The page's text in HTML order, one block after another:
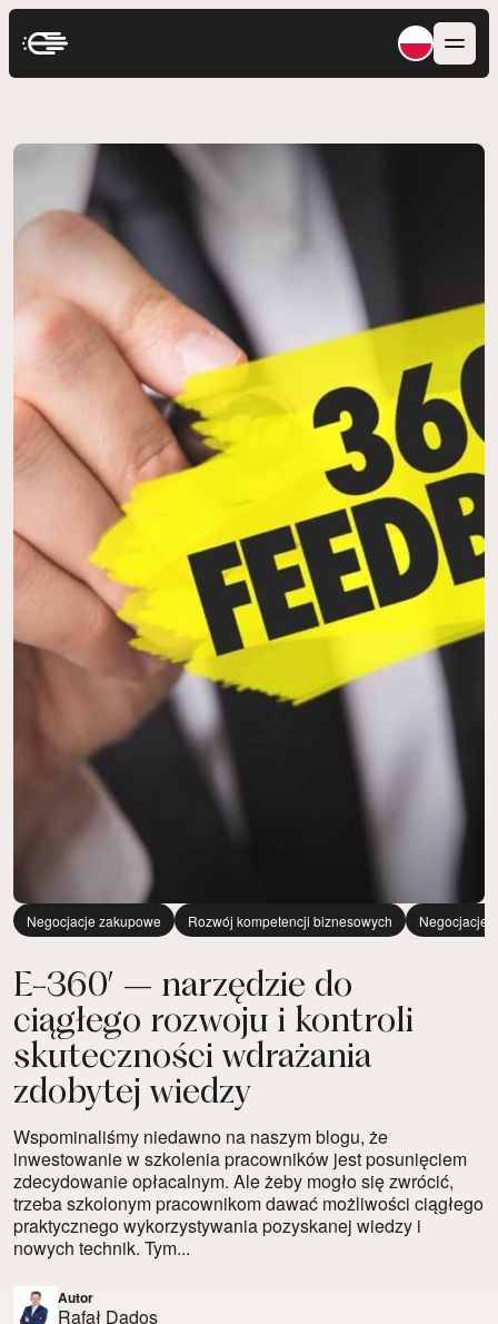
Negocjacje zakupowe Rozwój kompetencji biznesowych Negocjacje
E-360′ – narzędzie do
ciągłego rozwoju i kontroli
skuteczności wdrażania
zdobytej wiedzy
Wspominaliśmy niedawno na naszym blogu, że
inwestowanie w szkolenia pracowników jest posunięciem
zdecydowanie opłacalnym. Ale żeby mogło się zwrócić,
trzeba szkolonym pracownikom dawać możliwości ciągłego
praktycznego wykorzystywania pozyskanej wiedzy i
nowych technik. Tym...
Autor
Rafał Dados